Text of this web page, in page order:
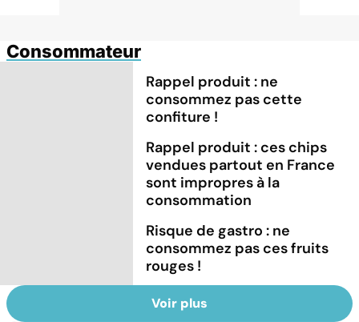
Consommateur
Rappel produit : ne
consommez pas cette
confiture !
Rappel produit : ces chips
vendues partout en France
sont impropres à la
consommation
Risque de gastro : ne
consommez pas ces fruits
rouges !
Voir plus